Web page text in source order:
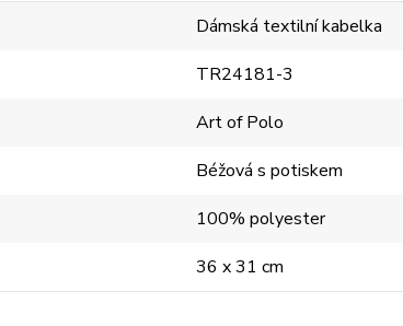
Dámská textilní kabelka
TR24181-3
Art of Polo
Béžová s potiskem
100% polyester
36 x 31 cm